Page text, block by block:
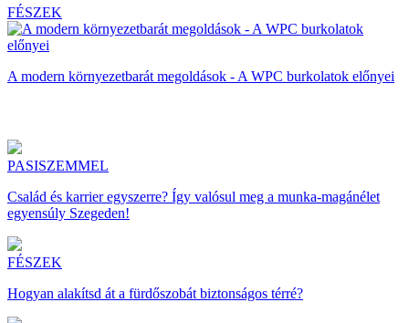
FÉSZEK
A modern környezetbarát megoldások - A WPC burkolatok előnyei
PASISZEMMEL
Család és karrier egyszerre? Így valósul meg a munka-magánélet
egyensúly Szegeden!
FÉSZEK
Hogyan alakítsd át a fürdőszobát biztonságos térré?